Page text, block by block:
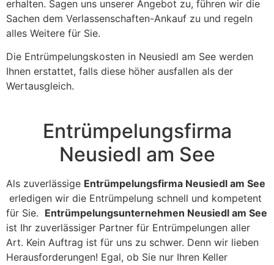
erhalten. Sagen uns unserer Angebot zu, führen wir die
Sachen dem Verlassenschaften-Ankauf zu und regeln
alles Weitere für Sie.
Die Entrümpelungskosten in Neusiedl am See werden
Ihnen erstattet, falls diese höher ausfallen als der
Wertausgleich.
Entrümpelungsfirma
Neusiedl am See
Als zuverlässige Entrümpelungsfirma Neusiedl am See
erledigen wir die Entrümpelung schnell und kompetent
für Sie. Entrümpelungsunternehmen Neusiedl am See
ist Ihr zuverlässiger Partner für Entrümpelungen aller
Art. Kein Auftrag ist für uns zu schwer. Denn wir lieben
Herausforderungen! Egal, ob Sie nur Ihren Keller